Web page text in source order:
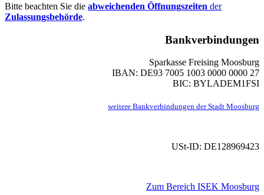
Bitte beachten Sie die abweichenden Öffnungszeiten der
Zulassungsbehörde.
Bankverbindungen
Sparkasse Freising Moosburg
IBAN: DE93 7005 1003 0000 0000 27
BIC: BYLADEM1FSI
weitere Bankverbindungen der Stadt Moosburg
USt-ID: DE128969423
Zum Bereich ISEK Moosburg